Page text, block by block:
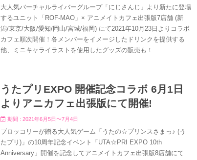
大人気バーチャルライバーグループ「にじさんじ」より新たに登場
するユニット「ROF-MAO」× アニメイトカフェ出張版7店舗 (新
潟/東京/大阪/愛知/岡山/宮城/福岡) にて2021年10月23日よりコラボ
カフェ順次開催！各メンバーをイメージしたドリンクを提供する
他、ミニキャライラストを使用したグッズの販売も！
うたプリEXPO 開催記念コラボ 6月1日
よりアニカフェ出張版にて開催!
期間 : 2021年6月5日〜7月4日
ブロッコリーが贈る大人気ゲーム「うたの☆プリンスさまっ♪ (う
たプリ)」の10周年記念イベント「UTA☆PRI EXPO 10th
Anniversary」開催を記念してアニメイトカフェ出張版8店舗にて